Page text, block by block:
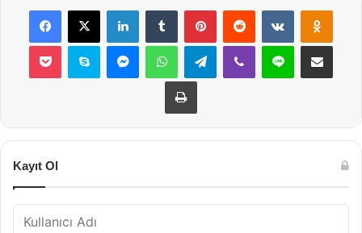
Facebook
X LinkedInTumblr PinterestReddit VKontakte
Pocket Skype MessengerWhatsAppTelegramViber Line E-Posta ile
Yazdır
Kayıt Ol